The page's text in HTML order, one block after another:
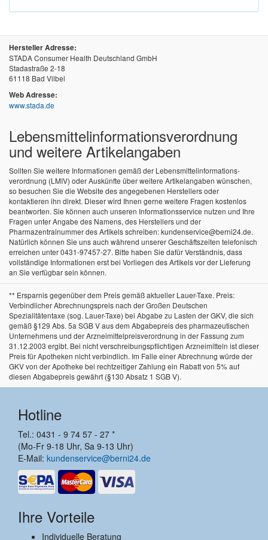
Hersteller Adresse:
STADA Consumer Health Deutschland GmbH
Stadastraße 2-18
61118 Bad Vilbel
Web Adresse:
www.stada.de
Lebensmittel­informations­verordnung
und weitere Artikelangaben
Sollten Sie weitere Informationen gemäß der Lebensmittel­informations­
verordnung (LMIV) oder Auskünfte über weitere Artikelangaben wünschen,
so besuchen Sie die Website des angegebenen Herstellers oder
kontaktieren ihn direkt. Dieser wird Ihnen gerne weitere Fragen kostenlos
beantworten. Sie können auch unseren Informationsservice nutzen und Ihre
Fragen unter Angabe des Namens, des Herstellers und der
Pharmazentralnummer des Artikels schreiben: kundenservice@berni24.de.
Natürlich können Sie uns auch während unserer Geschäftszeiten telefonisch
erreichen unter 0431-97457-27. Bitte haben Sie dafür Verständnis, dass
vollständige Informationen erst bei Vorliegen des Artikels vor der Lieferung
an Sie verfügbar sein können.
** Ersparnis gegenüber dem Preis gemäß aktueller Lauer-Taxe. Preis:
Verbindlicher Abrechnungspreis nach der Großen Deutschen
Spezialitätentaxe (sog. Lauer-Taxe) bei Abgabe zu Lasten der GKV, die sich
gemäß §129 Abs. 5a SGB V aus dem Abgabepreis des pharmazeutischen
Unternehmens und der Arzneimittelpreisverordnung in der Fassung zum
31.12.2003 ergibt. Bei nicht verschreibungspflichtigen Arzneimitteln ist dieser
Preis für Apotheken nicht verbindlich. Im Falle einer Abrechnung würde der
GKV von der Apotheke bei rechtzeitiger Zahlung ein Rabatt von 5% auf
diesen Abgabepreis gewährt (§130 Absatz 1 SGB V).
Hotline
Tel.: 0431 - 9 74 57 - 27 *
(Mo-Fr 9-18 Uhr, Sa 9-13 Uhr)
E-Mail: kundenservice@berni24.de
Ihre Vorteile
Individuelle Beratung